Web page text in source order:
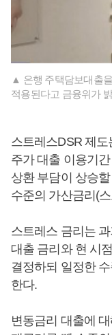
▲ 은행 주택담보대출
적용된다고 금융위가
스트레스DSR 제
주가 대출 이용기
상환 부담이 상승
수준의 가산금리(
스트레스 금리는
대출 금리와 현 시
결정하되 일정한
한다.
변동금리 대출에